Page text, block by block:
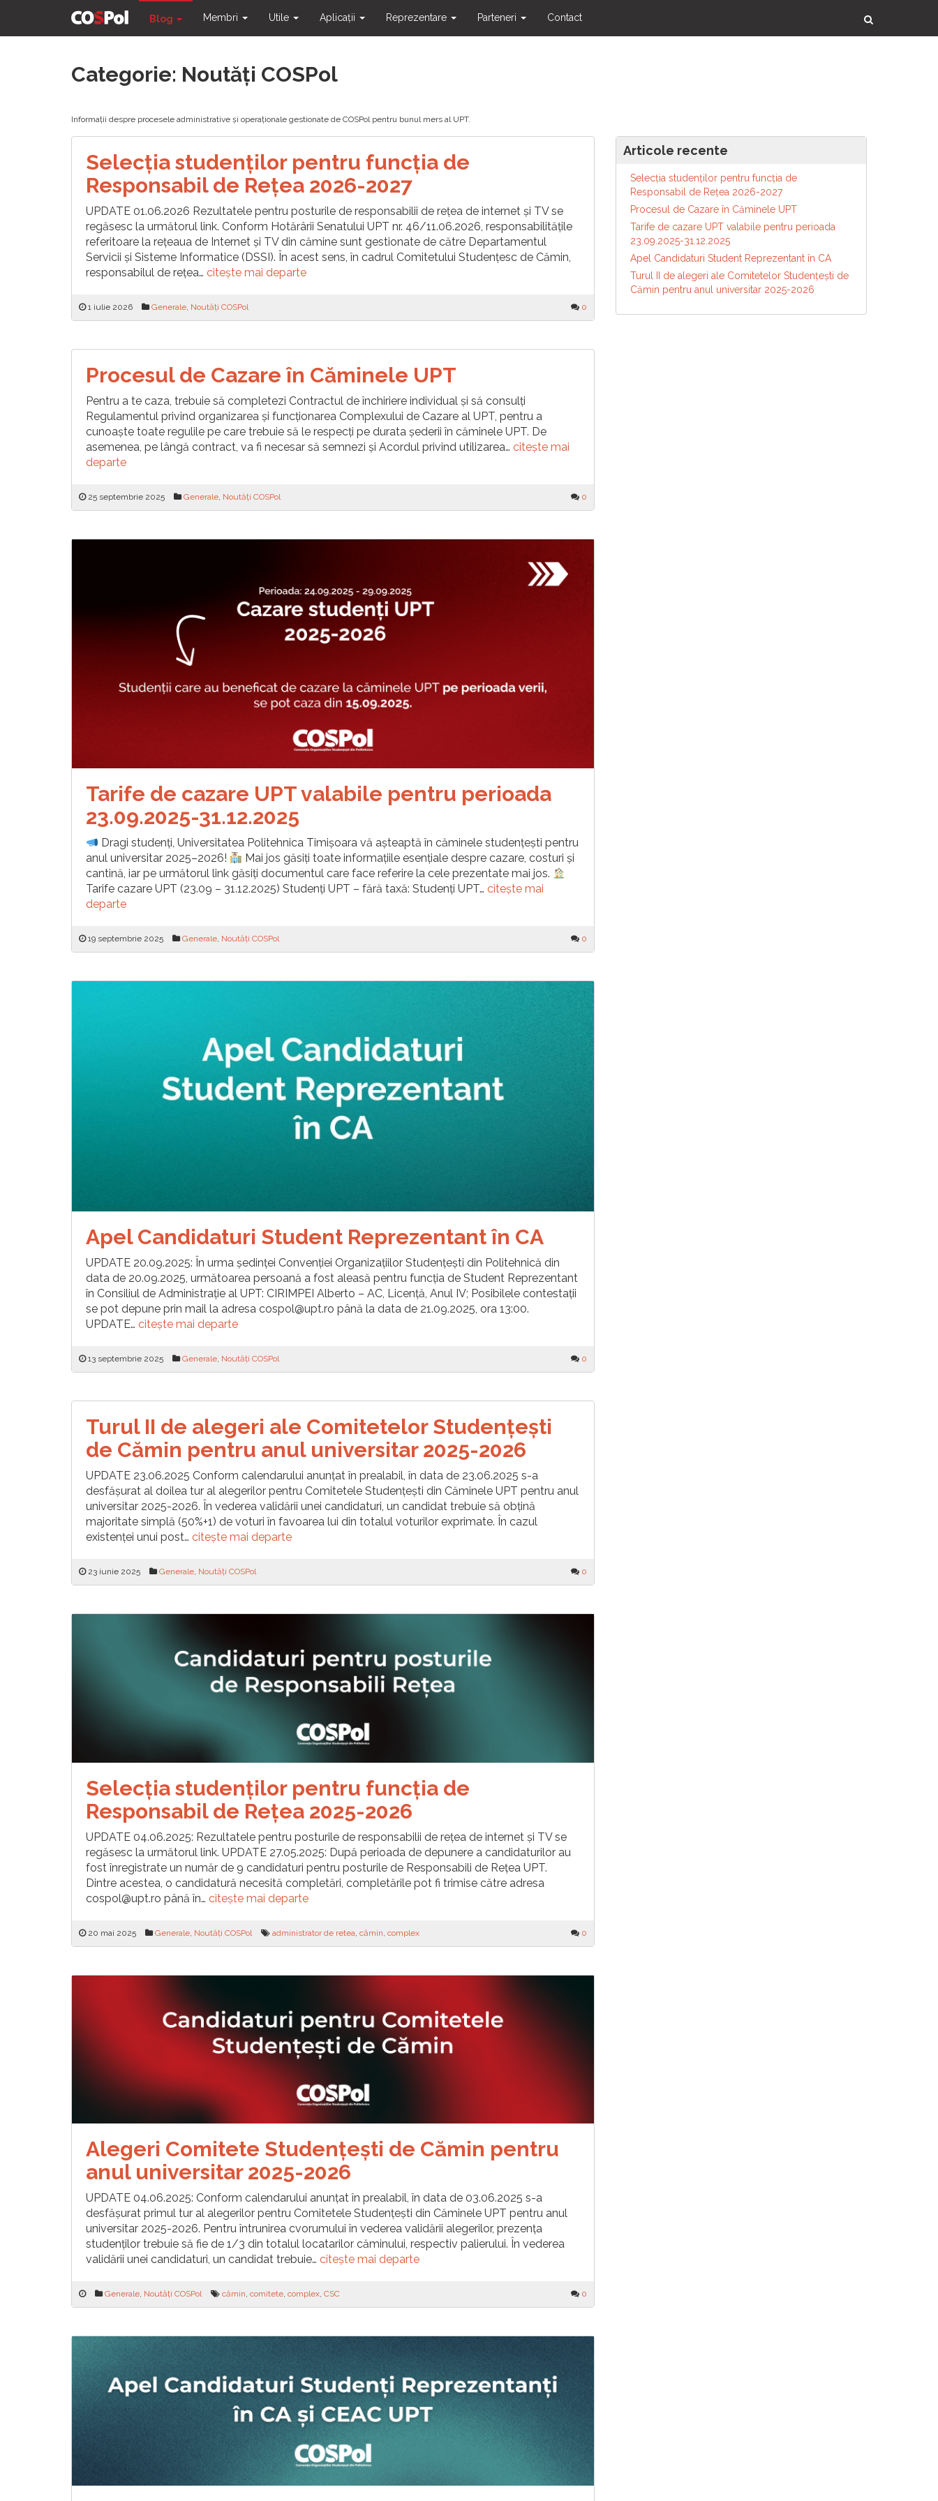
Blog Membri Utile Aplicații Reprezentare Parteneri Contact
Categorie: Noutăți COSPol
Informații despre procesele administrative și operaționale gestionate de COSPol pentru bunul mers al UPT.
Selecția studenților pentru funcția de
Responsabil de Reţea 2026-2027
UPDATE 01.06.2026 Rezultatele pentru posturile de responsabilii de rețea de internet și TV se
regăsesc la următorul link. Conform Hotărârii Senatului UPT nr. 46/11.06.2026, responsabilitățile
referitoare la rețeaua de Internet și TV din cămine sunt gestionate de către Departamentul
Servicii și Sisteme Informatice (DSSI). În acest sens, în cadrul Comitetului Studențesc de Cămin,
responsabilul de rețea… citește mai departe
1 iulie 2026 Generale, Noutăți COSPol 0
Procesul de Cazare în Căminele UPT
Pentru a te caza, trebuie să completezi Contractul de închiriere individual și să consulți
Regulamentul privind organizarea și funcționarea Complexului de Cazare al UPT, pentru a
cunoaște toate regulile pe care trebuie să le respecți pe durata șederii în căminele UPT. De
asemenea, pe lângă contract, va fi necesar să semnezi și Acordul privind utilizarea… citește mai
departe
25 septembrie 2025 Generale, Noutăți COSPol 0
Tarife de cazare UPT valabile pentru perioada
23.09.2025-31.12.2025
Dragi studenți, Universitatea Politehnica Timișoara vă așteaptă în căminele studențești pentru
anul universitar 2025–2026!
Mai jos găsiți toate informațiile esențiale despre cazare, costuri și
cantină, iar pe următorul link găsiți documentul care face referire la cele prezentate mai jos.
Tarife cazare UPT (23.09 – 31.12.2025) Studenți UPT – fără taxă: Studenți UPT… citește mai
departe
19 septembrie 2025 Generale, Noutăți COSPol 0
Apel Candidaturi Student Reprezentant în CA
UPDATE 20.09.2025: În urma ședinței Convenției Organizațiilor Studențești din Politehnică din
data de 20.09.2025, următoarea persoană a fost aleasă pentru funcția de Student Reprezentant
în Consiliul de Administrație al UPT: CIRIMPEI Alberto – AC, Licență, Anul IV; Posibilele contestații
se pot depune prin mail la adresa cospol@upt.ro până la data de 21.09.2025, ora 13:00.
UPDATE… citește mai departe
13 septembrie 2025 Generale, Noutăți COSPol 0
Turul II de alegeri ale Comitetelor Studențești
de Cămin pentru anul universitar 2025-2026
UPDATE 23.06.2025 Conform calendarului anunțat în prealabil, în data de 23.06.2025 s-a
desfășurat al doilea tur al alegerilor pentru Comitetele Studențești din Căminele UPT pentru anul
universitar 2025-2026. În vederea validării unei candidaturi, un candidat trebuie să obțină
majoritate simplă (50%+1) de voturi în favoarea lui din totalul voturilor exprimate. În cazul
existenței unui post… citește mai departe
23 iunie 2025 Generale, Noutăți COSPol 0
Selecția studenților pentru funcția de
Responsabil de Reţea 2025-2026
UPDATE 04.06.2025: Rezultatele pentru posturile de responsabilii de rețea de internet și TV se
regăsesc la următorul link. UPDATE 27.05.2025: După perioada de depunere a candidaturilor au
fost înregistrate un număr de 9 candidaturi pentru posturile de Responsabili de Rețea UPT.
Dintre acestea, o candidatură necesită completări, completările pot fi trimise către adresa
cospol@upt.ro până în… citește mai departe
20 mai 2025 Generale Noutăți COSPol administrator de retea cămin complex 0
Alegeri Comitete Studențești de Cămin pentru
anul universitar 2025-2026
UPDATE 04.06.2025: Conform calendarului anunțat în prealabil, în data de 03.06.2025 s-a
desfășurat primul tur al alegerilor pentru Comitetele Studențești din Căminele UPT pentru anul
universitar 2025-2026. Pentru întrunirea cvorumului în vederea validării alegerilor, prezența
studenților trebuie să fie de 1/3 din totalul locatarilor căminului, respectiv palierului. În vederea
validării unei candidaturi, un candidat trebuie… citește mai departe
Generale Noutăți COSPol cămin comitete complex CSC 0
Articole recente
Selecția studenților pentru funcția de
Responsabil de Reţea 2026-2027
Procesul de Cazare în Căminele UPT
Tarife de cazare UPT valabile pentru perioada
23.09.2025-31.12.2025
Apel Candidaturi Student Reprezentant în CA
Turul II de alegeri ale Comitetelor Studențești de
Cămin pentru anul universitar 2025-2026